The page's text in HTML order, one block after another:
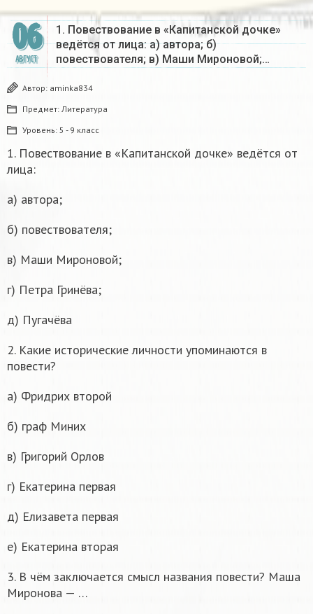
06
АВГУСТ
1. Повествование в «Капитанской дочке»
ведётся от лица: а) автора; б)
повествователя; в) Маши Мироновой;…
Автор: aminka834
Предмет: Литература
Уровень: 5 - 9 класс
1. Повествование в «Капитанской дочке» ведётся от
лица:
а) автора;
б) повествователя;
в) Маши Мироновой;
г) Петра Гринёва;
д) Пугачёва
2. Какие исторические личности упоминаются в
повести?
а) Фридрих второй
б) граф Миних
в) Григорий Орлов
г) Екатерина первая
д) Елизавета первая
е) Екатерина вторая
3. В чём заключается смысл названия повести? Маша
Миронова — …